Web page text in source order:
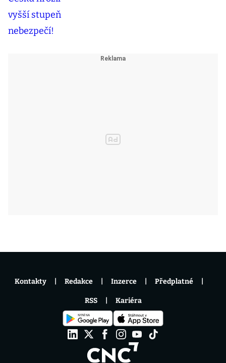
Kontakty Redakce Inzerce Předplatné
RSS Kariéra